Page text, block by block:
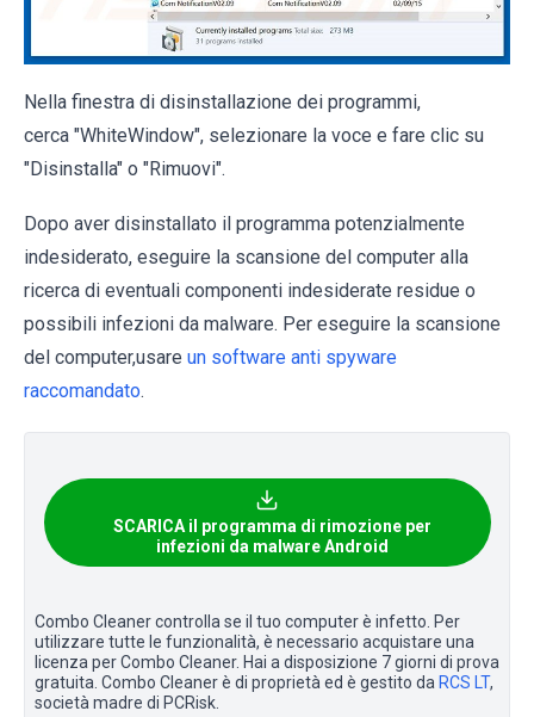
Nella finestra di disinstallazione dei programmi,
cerca "WhiteWindow", selezionare la voce e fare clic su
"Disinstalla" o "Rimuovi".
Dopo aver disinstallato il programma potenzialmente
indesiderato, eseguire la scansione del computer alla
ricerca di eventuali componenti indesiderate residue o
possibili infezioni da malware. Per eseguire la scansione
del computer,usare un software anti spyware
raccomandato.
SCARICA il programma di rimozione per
infezioni da malware Android
Combo Cleaner controlla se il tuo computer è infetto. Per
utilizzare tutte le funzionalità, è necessario acquistare una
licenza per Combo Cleaner. Hai a disposizione 7 giorni di prova
gratuita. Combo Cleaner è di proprietà ed è gestito da RCS LT,
società madre di PCRisk.